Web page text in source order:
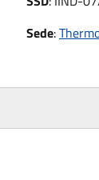
Sede: